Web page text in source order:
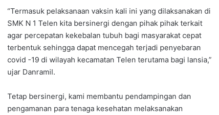
“Termasuk pelaksanaan vaksin kali ini yang dilaksanakan di
SMK N 1 Telen kita bersinergi dengan pihak pihak terkait
agar percepatan kekebalan tubuh bagi masyarakat cepat
terbentuk sehingga dapat mencegah terjadi penyebaran
covid -19 di wilayah kecamatan Telen terutama bagi lansia,”
ujar Danramil.
Tetap bersinergi, kami membantu pendampingan dan
pengamanan para tenaga kesehatan melaksanakan